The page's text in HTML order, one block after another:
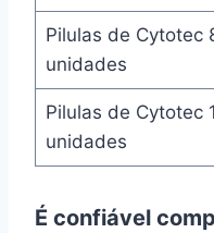
Pilulas de Cytotec
unidades
Pilulas de Cytotec
unidades
É confiável